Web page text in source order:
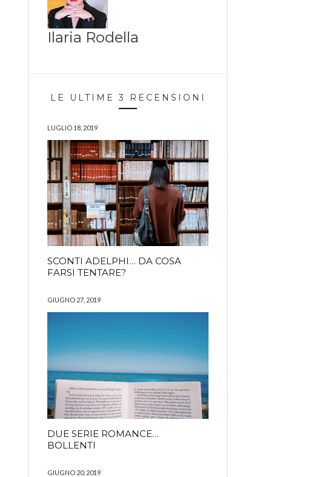
Ilaria Rodella
LE ULTIME 3 RECENSIONI
LUGLIO 18, 2019
SCONTI ADELPHI… DA COSA
FARSI TENTARE?
GIUGNO 27, 2019
DUE SERIE ROMANCE…
BOLLENTI
GIUGNO 20, 2019